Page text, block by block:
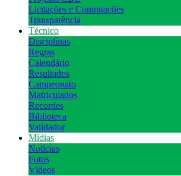
Licitações e Contratações
Transparência
Técnico
Disciplinas
Regras
Calendário
Resultados
Campeonato
Matriculados
Recordes
Biblioteca
Validador
Mídias
Notícias
Fotos
Vídeos